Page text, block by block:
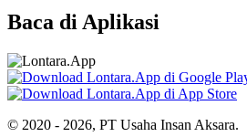
Baca di Aplikasi
© 2020 - 2026, PT Usaha Insan Aksara.